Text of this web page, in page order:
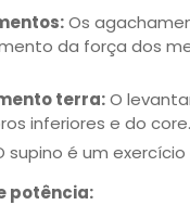
Os
da força dos
terra:O
inferiores e do core.
supino é um
potência: